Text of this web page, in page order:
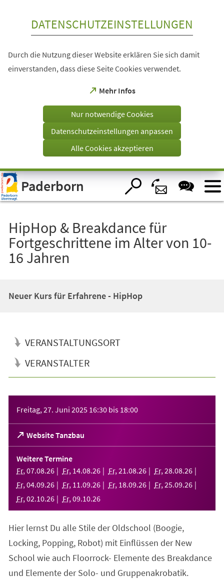
Visuelle
Assistenzsoftware
öffnen.
DATENSCHUTZEINSTELLUNGEN
Durch die Nutzung dieser Website erklären Sie sich damit
einverstanden, dass diese Seite Cookies verwendet.
Mehr Infos
(Öffnet
einem
Tab)
Nur notwendige Cookies
Datenschutzeinstellungen anpassen
Alle Cookies akzeptieren
Paderborn
HipHop & Breakdance für
Fortgeschrittene im Alter von 10-
16 Jahren
Neuer Kurs für Erfahrene - HipHop
VERANSTALTUNGSORT
VERANSTALTER
Freitag, 27. Juni 2025 16:30 bis 18:00
Website Tanzbau
(Öffnet
in
einem
neuen
Tab)
Weitere Termine
Fr, 07.08.26 Fr, 14.08.26 Fr, 21 .08.26 Fr, 28.08.26
Fr, 04.09.26 Fr, 11 .09.26 Fr, 18.09.26 Fr, 25.09.26
Fr, 02.10.26 Fr, 09.10.26
Hier lernst Du alle Stile der Oldschool (Boogie,
Locking, Popping, Robot) mit Einflüssen der New
School wie auch Floorrock- Elemente des Breakdance
und Elemente der Solo- und Gruppenakrobatik.